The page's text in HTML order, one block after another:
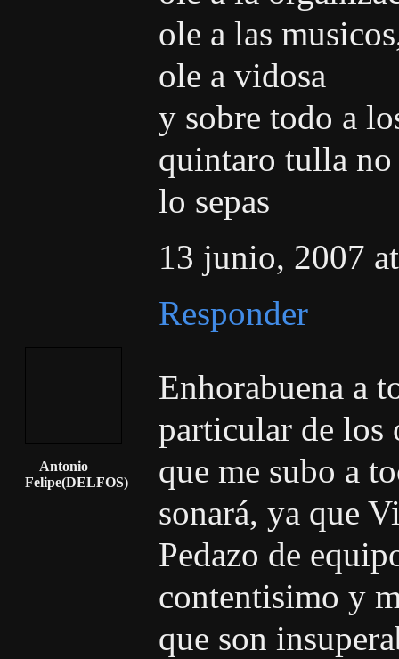
ole a las
ole a vidosa
y sobre todo a
quintaro tulla no
lo sepas
13 junio, 2007
Responder
Antonio
Felipe(DELFOS)
Enhorabuena a
particular de los
que me subo a
sonará, ya que
Pedazo de
contentisimo y
que son